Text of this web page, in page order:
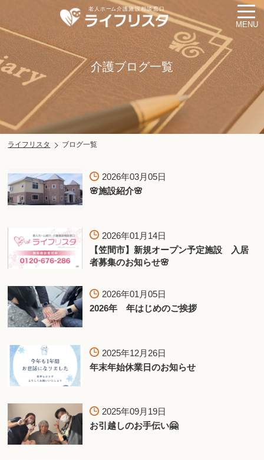
MENU
介護ブログ一覧
ライフリスタ ブログ一覧
2026年03月05日
🌸施設紹介🌸
2026年01月14日
【笠間市】新規オープン予定施設 入居
者募集のお知らせ🌸
2026年01月05日
2026年 年はじめのご挨拶
2025年12月26日
年末年始休業日のお知らせ
2025年09月19日
お引越しのお手伝い🤗